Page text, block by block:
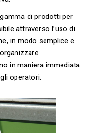
di prodotti per
attraverso l’uso di
in modo semplice e
in maniera immediata
operatori.